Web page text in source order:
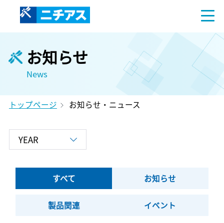
お知らせ
News
トップページ お知らせ・ニュース
すべて お知らせ
製品関連 イベント